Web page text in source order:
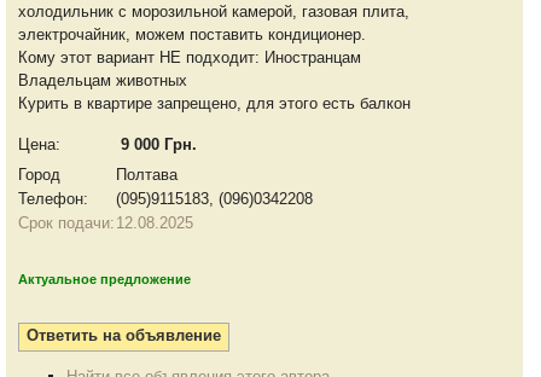
холодильник с морозильной камерой, газовая плита,
электрочайник, можем поставить кондиционер.
Кому этот вариант НЕ подходит: Иностранцам
Владельцам животных
Курить в квартире запрещено, для этого есть балкон
Цена:
9 000 Грн.
Город
Полтава
Телефон:
(095)9115183, (096)0342208
Срок подачи: 12.08.2025
Актуальное предложение